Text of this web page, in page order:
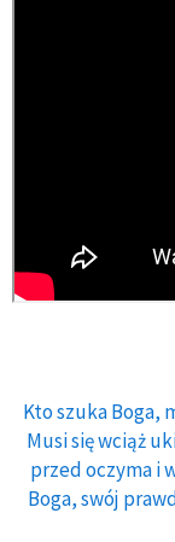
Kto szuka Boga,
Musi się wciąż
przed oczyma i
Boga, swój